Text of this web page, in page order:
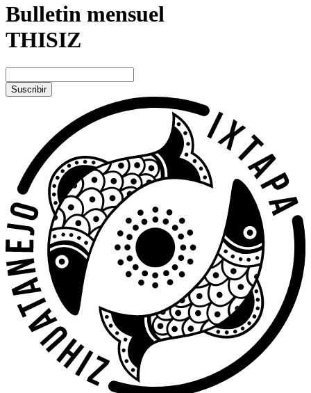
Bulletin mensuel
THISIZ